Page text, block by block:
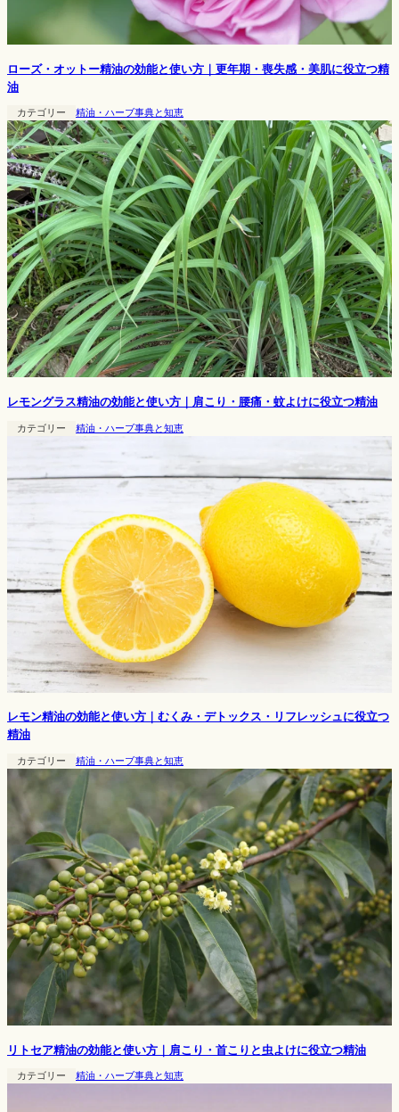
ローズ・オットー精油の効能と使い方｜更年期・喪失感・美肌に役立つ精
油
カテゴリー 精油・ハーブ事典と知恵
レモングラス精油の効能と使い方｜肩こり・腰痛・蚊よけに役立つ精油
カテゴリー 精油・ハーブ事典と知恵
レモン精油の効能と使い方｜むくみ・デトックス・リフレッシュに役立つ
精油
カテゴリー 精油・ハーブ事典と知恵
リトセア精油の効能と使い方｜肩こり・首こりと虫よけに役立つ精油
カテゴリー 精油・ハーブ事典と知恵